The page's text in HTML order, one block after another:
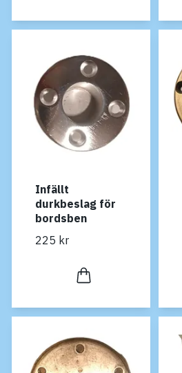
Infällt
durkbeslag för
bordsben
225 kr